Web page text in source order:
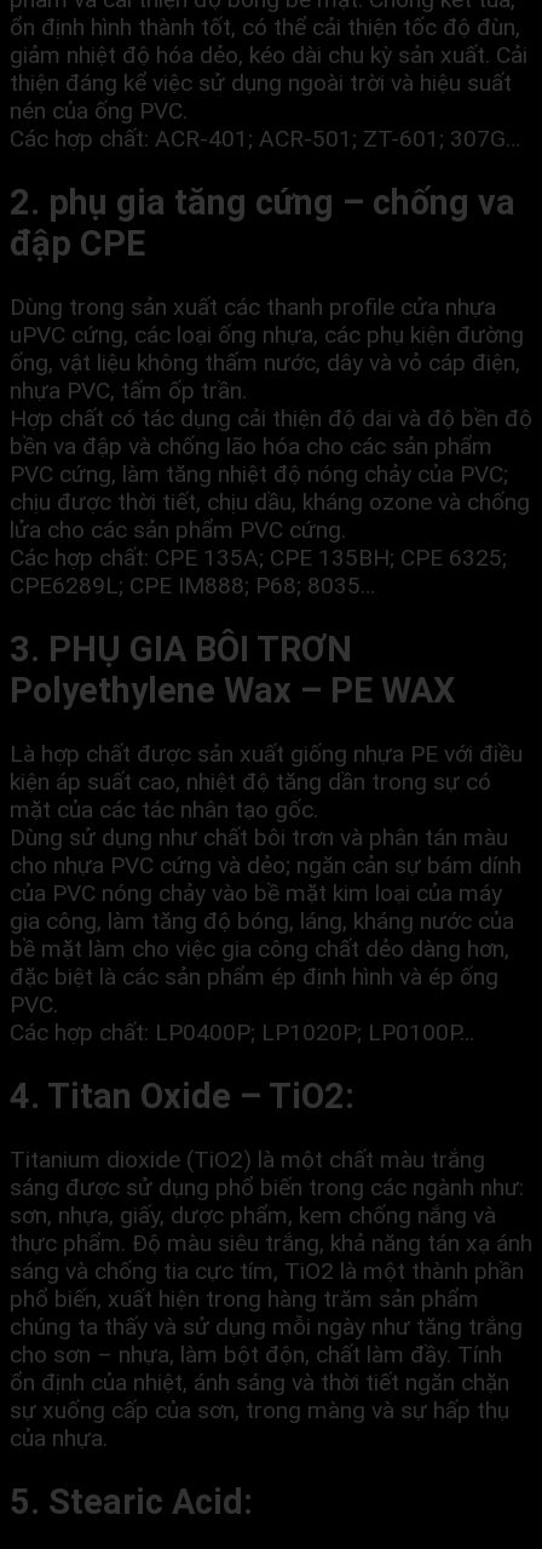
ổn định hình thành tốt, có thể cải thiện tốc độ đùn,
giảm nhiệt độ hóa dẻo, kéo dài chu kỳ sản xuất. Cải
thiện đáng kể việc sử dụng ngoài trời và hiệu suất
nén của ống PVC.
Các hợp chất: ACR-401; ACR-501; ZT-601; 307G…
2. phụ gia tăng cứng – chống va
đập CPE
Dùng trong sản xuất các thanh profile cửa nhựa
uPVC cứng, các loại ống nhựa, các phụ kiện đường
ống, vật liệu không thấm nước, dây và vỏ cáp điện,
nhựa PVC, tấm ốp trần.
Hợp chất có tác dụng cải thiện độ dai và độ bền độ
bền va đập và chống lão hóa cho các sản phẩm
PVC cứng, làm tăng nhiệt độ nóng chảy của PVC;
chịu được thời tiết, chịu dầu, kháng ozone và chống
lửa cho các sản phẩm PVC cứng.
Các hợp chất: CPE 135A; CPE 135BH; CPE 6325;
CPE6289L; CPE IM888; P68; 8035…
3. PHỤ GIA BÔI TRƠN
Polyethylene Wax – PE WAX
Là hợp chất được sản xuất giống nhựa PE với điều
kiện áp suất cao, nhiệt độ tăng dần trong sự có
mặt của các tác nhân tạo gốc.
Dùng sử dụng như chất bôi trơn và phân tán màu
cho nhựa PVC cứng và dẻo; ngăn cản sự bám dính
của PVC nóng chảy vào bề mặt kim loại của máy
gia công, làm tăng độ bóng, láng, kháng nước của
bề mặt làm cho việc gia công chất dẻo dàng hơn,
đặc biệt là các sản phẩm ép định hình và ép ống
PVC.
Các hợp chất: LP0400P; LP1020P; LP0100P…
4. Titan Oxide – TiO2:
Titanium dioxide (TiO2) là một chất màu trắng
sáng được sử dụng phổ biến trong các ngành như:
sơn, nhựa, giấy, dược phẩm, kem chống nắng và
thực phẩm. Độ màu siêu trắng, khả năng tán xạ ánh
sáng và chống tia cực tím, TiO2 là một thành phần
phổ biến, xuất hiện trong hàng trăm sản phẩm
chúng ta thấy và sử dụng mỗi ngày như tăng trắng
cho sơn – nhựa, làm bột độn, chất làm đầy. Tính
ổn định của nhiệt, ánh sáng và thời tiết ngăn chặn
sự xuống cấp của sơn, trong màng và sự hấp thụ
của nhựa.
5. Stearic Acid: